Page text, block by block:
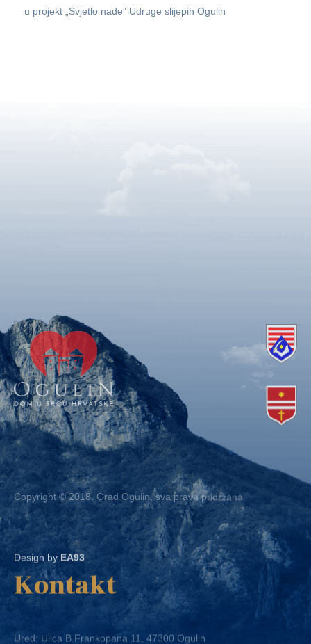
u projekt „Svjetlo nade” Udruge slijepih Ogulin
Copyright © 2018. Grad Ogulin, sva prava pridržana.
Design by EA93
Kontakt
Telefon:+ 385 47 522 612